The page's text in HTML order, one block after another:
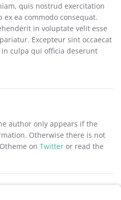
quis nostrud exercitation
ea commodo consequat.
in voluptate velit esse
Excepteur sint occaecat
culpa qui officia deserunt
author only appears if the
Otherwise there is not
on Twitter or read the